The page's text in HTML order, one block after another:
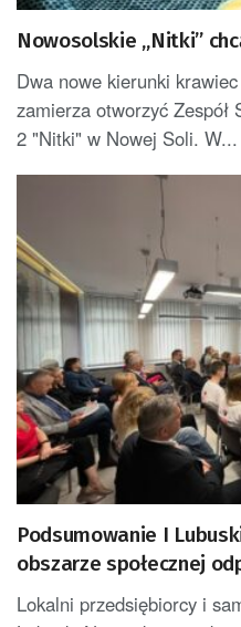
Nowosolskie „Nitki”
Dwa nowe kierunki
zamierza otworzyć Zespół
2 "Nitki" w Nowej Soli. W...
Podsumowanie I
obszarze społecznej
Lokalni przedsiębiorcy i